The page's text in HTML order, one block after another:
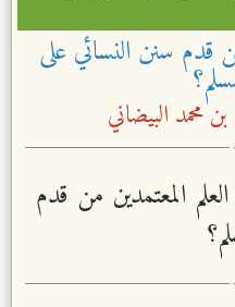
سنن النسائي على
محمد البيضاني
المعتمدين من قدم